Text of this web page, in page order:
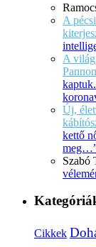
A
A
Új,
kettő
Szabó
Cikkek